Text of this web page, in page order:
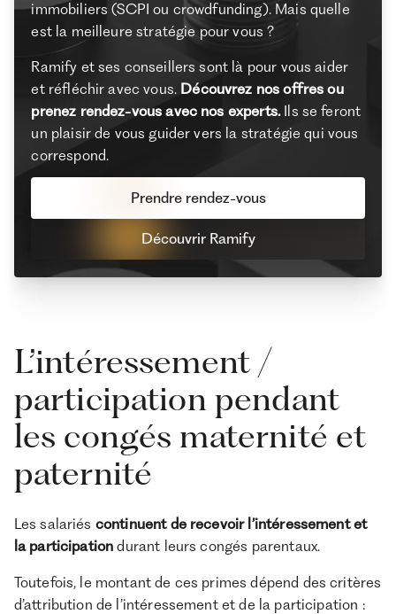
immobiliers (SCPI ou crowdfunding). Mais quelle
est la meilleure stratégie pour vous ?
Ramify et ses conseillers sont là pour vous aider
et réfléchir avec vous. Découvrez nos offres ou
prenez rendez-vous avec nos experts. Ils se feront
un plaisir de vous guider vers la stratégie qui vous
correspond.
Découvrir Ramify
Prendre rendez-vous
L’intéressement /
participation pendant
les congés maternité et
paternité
Les salariés continuent de recevoir l’intéressement et
la participation durant leurs congés parentaux.
Toutefois, le montant de ces primes dépend des critères
d’attribution de l’intéressement et de la participation :